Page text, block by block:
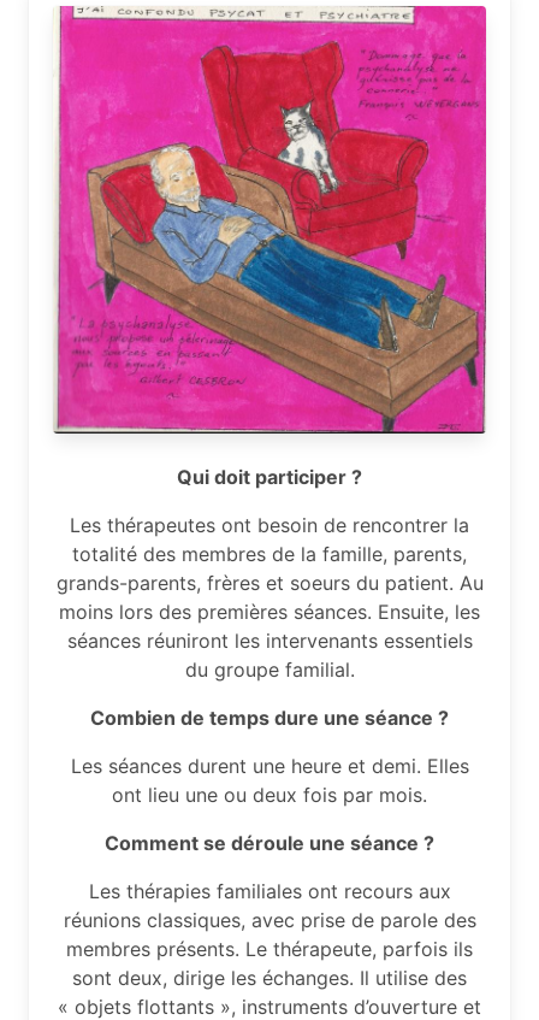
Qui doit participer ?
Les thérapeutes ont besoin de rencontrer la
totalité des membres de la famille, parents,
grands-parents, frères et soeurs du patient. Au
moins lors des premières séances. Ensuite, les
séances réuniront les intervenants essentiels
du groupe familial.
Combien de temps dure une séance ?
Les séances durent une heure et demi. Elles
ont lieu une ou deux fois par mois.
Comment se déroule une séance ?
Les thérapies familiales ont recours aux
réunions classiques, avec prise de parole des
membres présents. Le thérapeute, parfois ils
sont deux, dirige les échanges. Il utilise des
« objets flottants », instruments d’ouverture et